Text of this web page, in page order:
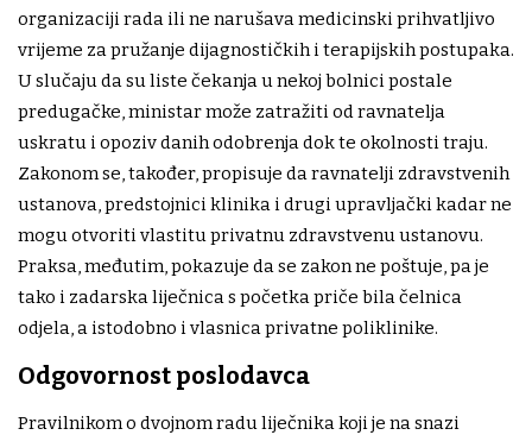
organizaciji rada ili ne narušava medicinski prihvatljivo
vrijeme za pružanje dijagnostičkih i terapijskih postupaka.
U slučaju da su liste čekanja u nekoj bolnici postale
predugačke, ministar može zatražiti od ravnatelja
uskratu i opoziv danih odobrenja dok te okolnosti traju.
Zakonom se, također, propisuje da ravnatelji zdravstvenih
ustanova, predstojnici klinika i drugi upravljački kadar ne
mogu otvoriti vlastitu privatnu zdravstvenu ustanovu.
Praksa, međutim, pokazuje da se zakon ne poštuje, pa je
tako i zadarska liječnica s početka priče bila čelnica
odjela, a istodobno i vlasnica privatne poliklinike.
Odgovornost poslodavca
Pravilnikom o dvojnom radu liječnika koji je na snazi